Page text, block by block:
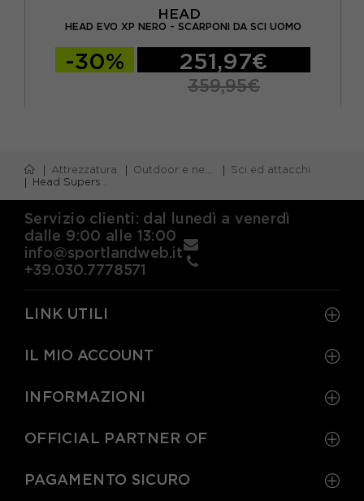
HEAD
HEAD EVO XP NERO - SCARPONI DA SCI UOMO
-30% 251,97€
359,95€
Attrezzatura Outdoor e neve
Sci ed attacchi
Head Supershape E-Speed Sw Bb+Prd12 Gw Nero Blu - Sci Uomo
Servizio clienti: dal lunedì a venerdì
dalle 9:00 alle 13:00
info@sportlandweb.it
+39.030.7778571
LINK UTILI
IL MIO ACCOUNT
INFORMAZIONI
OFFICIAL PARTNER OF
PAGAMENTO SICURO